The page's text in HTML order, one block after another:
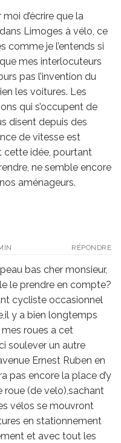
moi d’écrire que la
Limoges à vélo, ce
comme je l’entends si
mes interlocuteurs
pas l’invention du
les voitures. Les
qui s’occupent de
disent depuis des
de vitesse est
cette idée, pourtant
ne semble encore
aménageurs.
RÉPONDRE
bas cher monsieur,
le prendre en compte?
cycliste occasionnel
y a bien longtemps
mes roues a cet
soulever un autre
Ernest Ruben en
pas encore la place d’y
roue (de velo),sachant
vélos se mouvront
en stationnement
et avec tout les